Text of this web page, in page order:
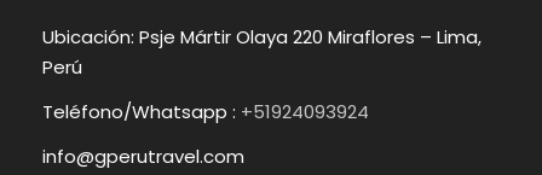
Ubicación: Psje Mártir Olaya 220 Miraflores – Lima,
Perú
Teléfono/Whatsapp : +51924093924
info@gperutravel.com